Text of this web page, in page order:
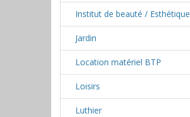
Institut de beauté / Esthétique
Jardin
Location matériel BTP
Loisirs
Luthier